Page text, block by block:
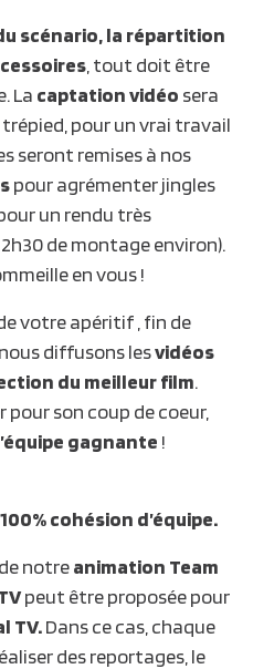
scénario, la répartition
, tout doit être
La captation vidéo sera
pour un vrai travail
seront remises à nos
pour agrémenter jingles
un rendu très
de montage environ).
en vous !
votre apéritif , fin de
diffusons lesvidéos
du meilleur film.
son coup de coeur,
gagnante !
cohésion d’équipe.
notreanimation Team
peut être proposée pour
TV.Dans ce cas, chaque
des reportages, le